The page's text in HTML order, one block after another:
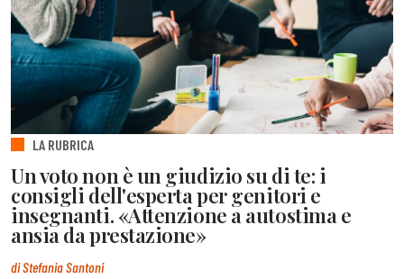
LA RUBRICA
Un voto non è un giudizio su di te: i
consigli dell'esperta per genitori e
insegnanti. «Attenzione a autostima e
ansia da prestazione»
di Stefania Santoni